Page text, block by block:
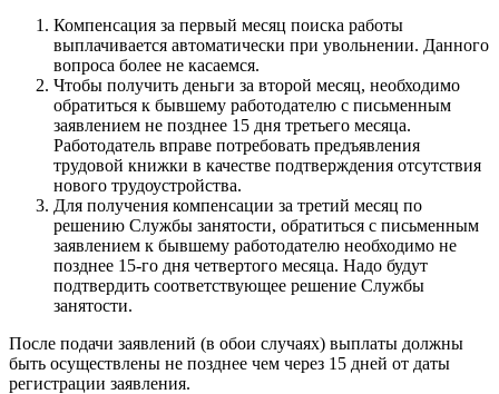
Компенсация за первый месяц поиска работы
выплачивается автоматически при увольнении. Данного
вопроса более не касаемся.
Чтобы получить деньги за второй месяц, необходимо
обратиться к бывшему работодателю с письменным
заявлением не позднее 15 дня третьего месяца.
Работодатель вправе потребовать предъявления
трудовой книжки в качестве подтверждения отсутствия
нового трудоустройства.
Для получения компенсации за третий месяц по
решению Службы занятости, обратиться с письменным
заявлением к бывшему работодателю необходимо не
позднее 15-го дня четвертого месяца. Надо будут
подтвердить соответствующее решение Службы
занятости.
После подачи заявлений (в обои случаях) выплаты должны
быть осуществлены не позднее чем через 15 дней от даты
регистрации заявления.